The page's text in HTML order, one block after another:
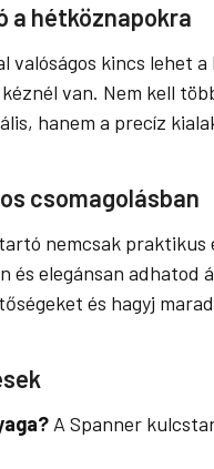
a hétköznapokra
valóságos kincs lehet
van. Nem kell
hanem a precíz
csomagolásban
nemcsak
és elegánsan
és hagyj
A Spanner